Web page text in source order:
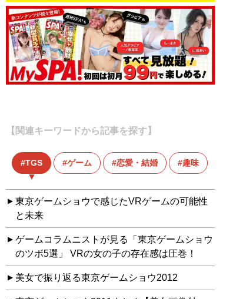
【関連キーワードから記事を探す】
TGS ゲーム 恋愛・結婚 趣味
東京ゲームショウで感じたVRゲームの可能性
と未来
ゲームコラムニストが見る「東京ゲームショウ
のツボ5選」 VRの女の子の存在感は圧巻！
美女で振り返る東京ゲームショウ2012